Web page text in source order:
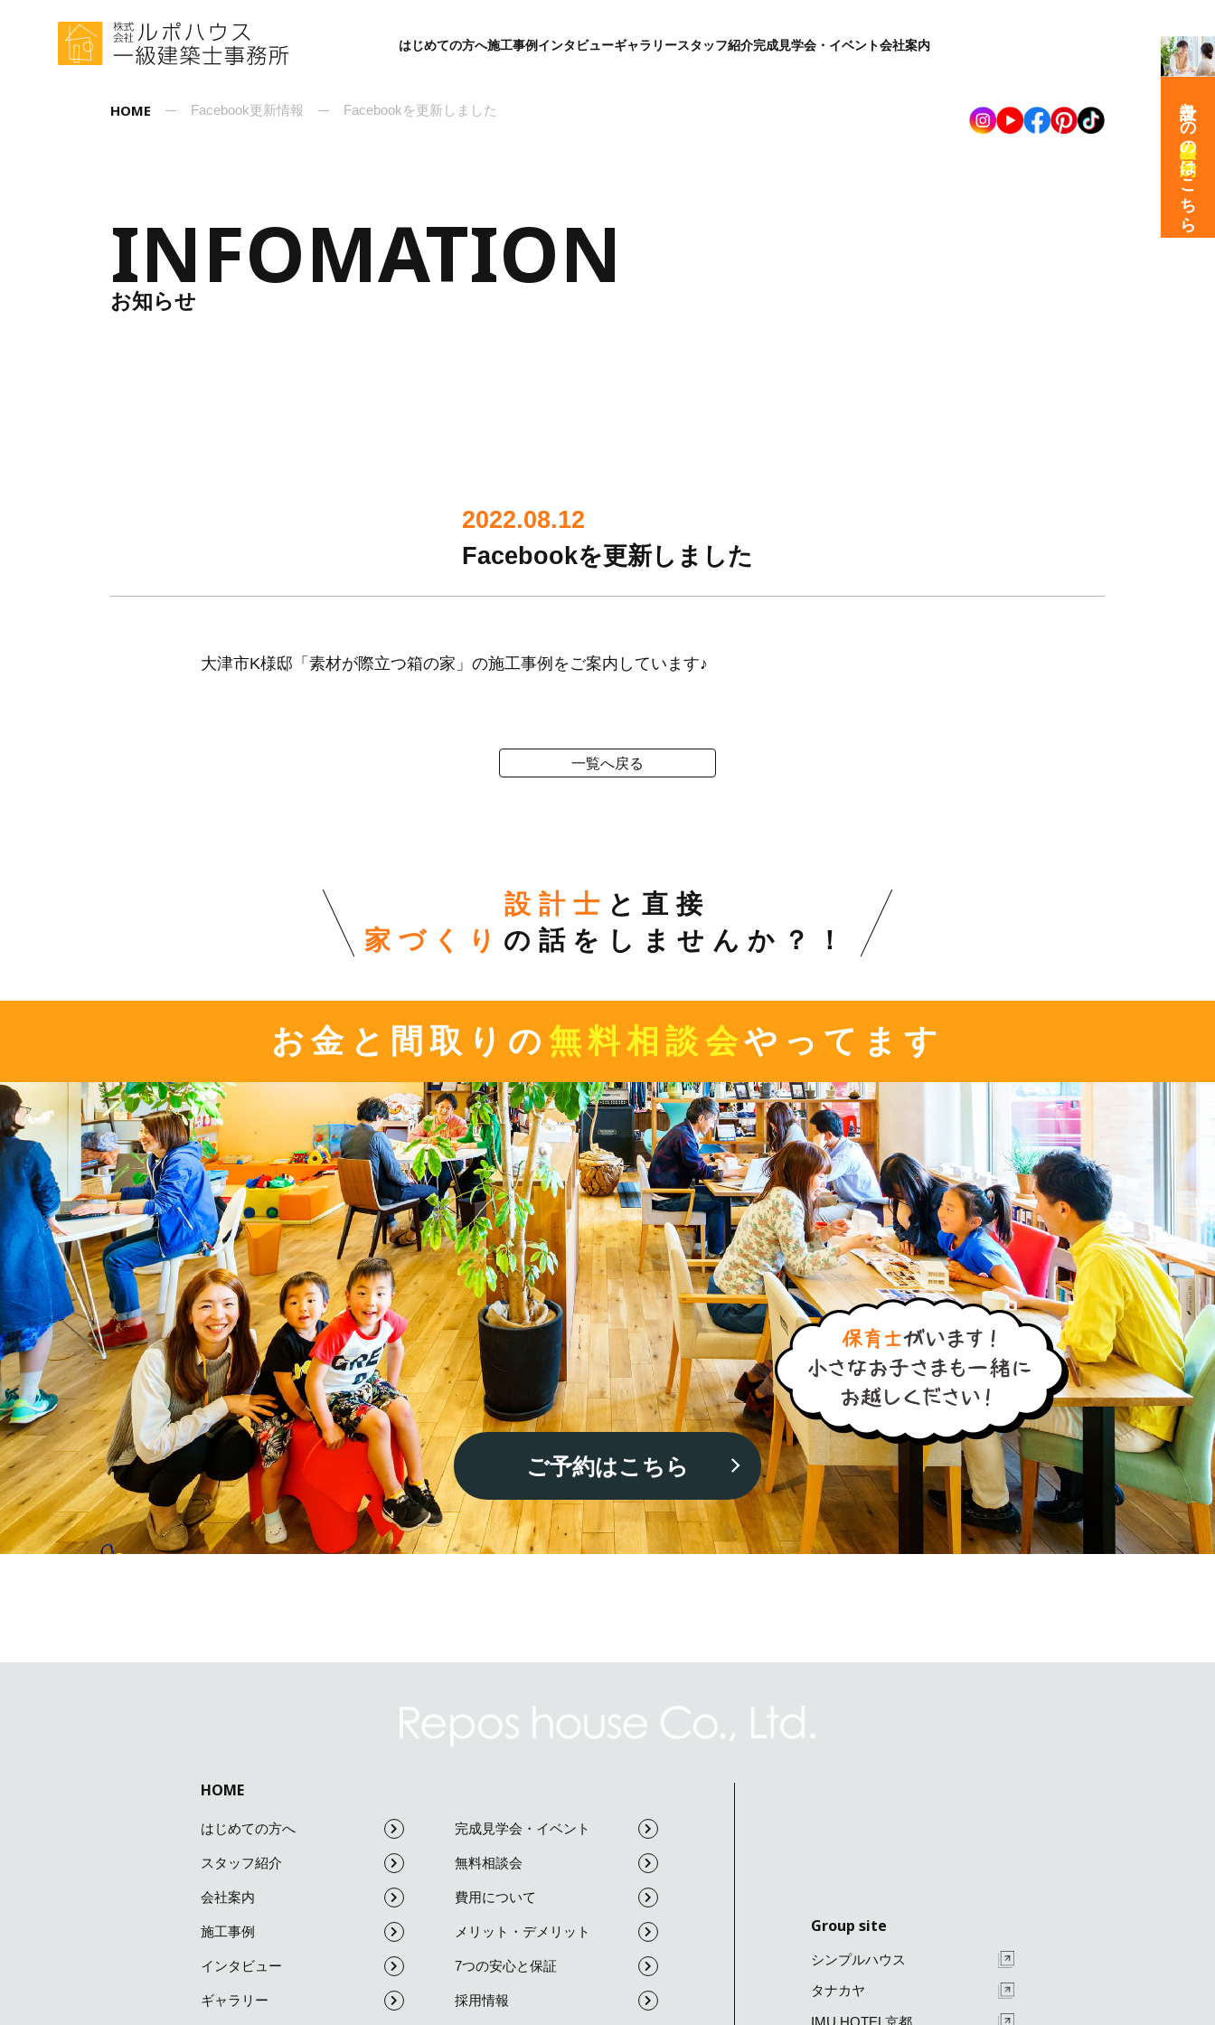
グ
バ
ル
はじめての方へ施工事例インタビューギャラリースタッフ紹介完成見学会・イベント会社案内
HOME Facebook更新情報 Facebookを更新しました
INFOMATION
お知らせ
2022.08.12
Facebookを更新しました
大津市K様邸「素材が際立つ箱の家」の施工事例をご案内しています♪
一覧へ戻る
設計士 と直接
家づくり の話をしませんか？！
お金と間取りの 無料相談会やってます
ご予約はこちら
HOME
はじめての方へ
スタッフ紹介
会社案内
施工事例
インタビュー
ギャラリー
完成見学会・イベント
無料相談会
費用について
メリット・デメリット
7つの安心と保証
採用情報
Group site
シンプルハウス
タナカヤ
IMU HOTEL京都
設計士との
の
はこちら